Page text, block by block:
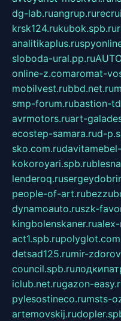
dg-lab.ruangrup.ru
krsk124.rukubok.spb.ru
analitikaplus.ru
sloboda-ural.pp.ru
online-z.comaromat-
mobilvest.rubbd.net.ru
smp-forum.rubastion-
avrmotors.ruart-
ecostep-samara.rud-
sko.com.ru
kokoroyari.spb.ru
lenderoq.ru
people-of-art.ru
dynamoauto.ruszk-
kingbolenskaner.ru
act1.spb.ru
detsad125.rumir-
council.spb.ru
iclub.net.rugazon-
pylesostineco.rumsts-
artemovskij.ru